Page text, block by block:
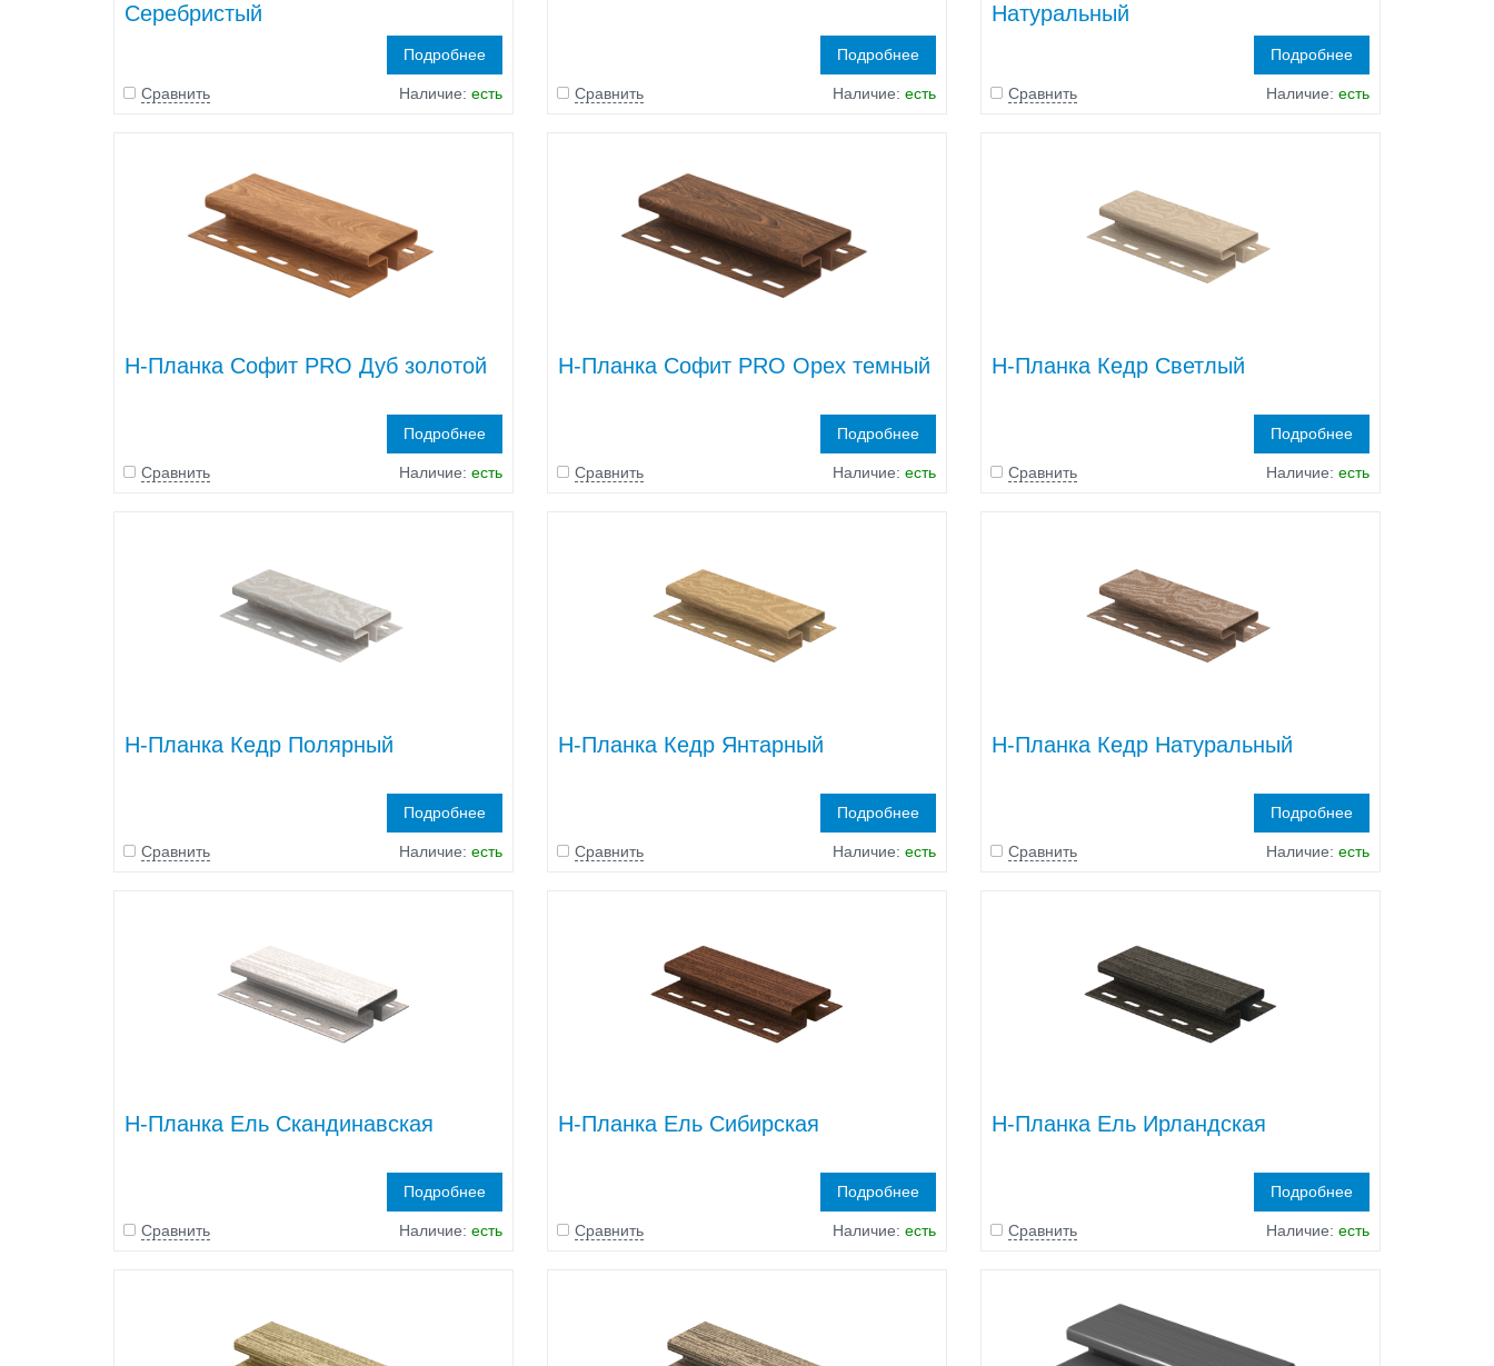
Серебристый
Подробнее
Сравнить Наличие: есть
Подробнее
Сравнить Наличие: есть
Натуральный
Подробнее
Сравнить Наличие: есть
H-Планка Софит PRO Дуб золотой
Подробнее
Сравнить Наличие: есть
H-Планка Софит PRO Орех темный
Подробнее
Сравнить Наличие: есть
H-Планка Кедр Светлый
Подробнее
Сравнить Наличие: есть
H-Планка Кедр Полярный
Подробнее
Сравнить Наличие: есть
H-Планка Кедр Янтарный
Подробнее
Сравнить Наличие: есть
H-Планка Кедр Натуральный
Подробнее
Сравнить Наличие: есть
H-Планка Ель Скандинавская
Подробнее
Сравнить Наличие: есть
H-Планка Ель Сибирская
Подробнее
Сравнить Наличие: есть
H-Планка Ель Ирландская
Подробнее
Сравнить Наличие: есть